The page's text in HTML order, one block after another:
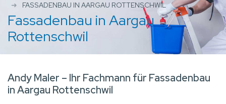
FASSADENBAU IN AARGAU ROTTENSCHWIL
Fassadenbau in Aargau
Rottenschwil
Andy Maler – Ihr Fachmann für Fassadenbau
in Aargau Rottenschwil